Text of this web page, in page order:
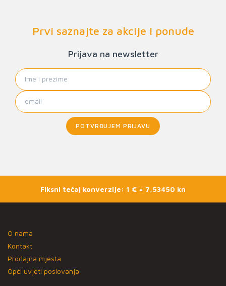
Prvi saznajte za akcije i ponude
Prijava na newsletter
POTVRĐUJEM PRIJAVU
Fiksni tečaj konverzije: 1 € = 7,53450 kn
O nama
Kontakt
Prodajna mjesta
Opći uvjeti poslovanja